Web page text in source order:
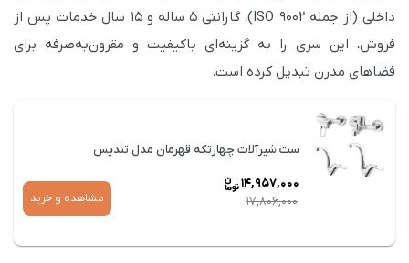
e
داخلی (از جمله ISO 9002)، گارانتی ۵ ساله و ۱۵ سال خدمات پس از
فروش، این سری را به گزینه‌ای باکیفیت و مقرون‌به‌صرفه برای
فضاهای مدرن تبدیل کرده است.
ست شیرآلات چهارتکه قهرمان مدل تندیس
17,806,000
14,957,000
مشاهده و خرید